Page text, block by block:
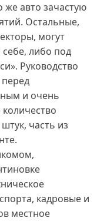
же авто зачастую
Остальные,
могут
либо под
Руководство
и очень
часть из
кадровые и
местное